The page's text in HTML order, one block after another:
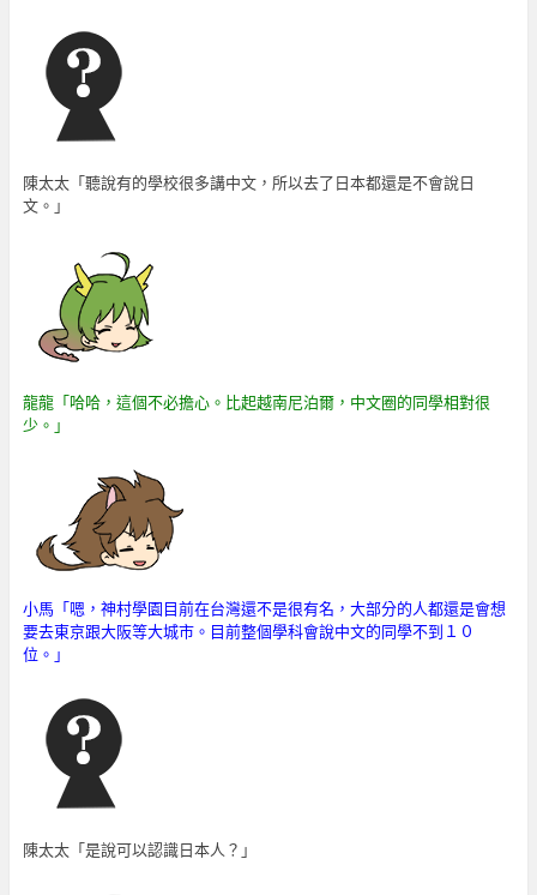
陳太太「聽說有的學校很多講中文，所以去了日本都還是不會說日
文。」
龍龍「哈哈，這個不必擔心。比起越南尼泊爾，中文圈的同學相對很
少。」
小馬「嗯，神村學園目前在台灣還不是很有名，大部分的人都還是會想
要去東京跟大阪等大城市。目前整個學科會說中文的同學不到１０
位。 」
陳太太「是說可以認識日本人？」